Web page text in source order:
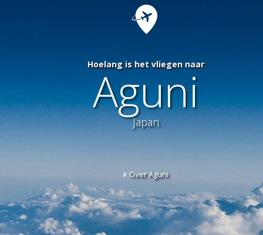
Hoelang is het vliegen naar
Aguni
Japan
Over Aguni